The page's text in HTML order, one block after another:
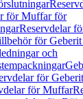
för Muffar för
Reservdelar
för
och
för
för Muffar